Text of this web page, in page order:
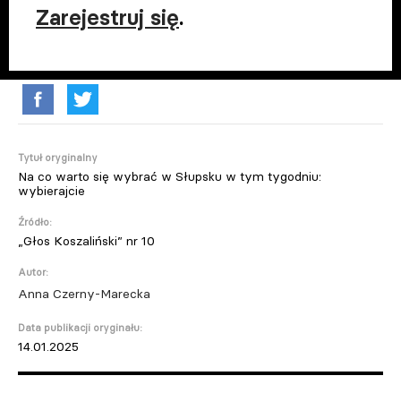
Zarejestruj się.
Tytuł oryginalny
Na co warto się wybrać w Słupsku w tym tygodniu:
wybierajcie
Źródło:
„Głos Koszaliński” nr 10
Autor:
Anna Czerny-Marecka
Data publikacji oryginału:
14.01.2025